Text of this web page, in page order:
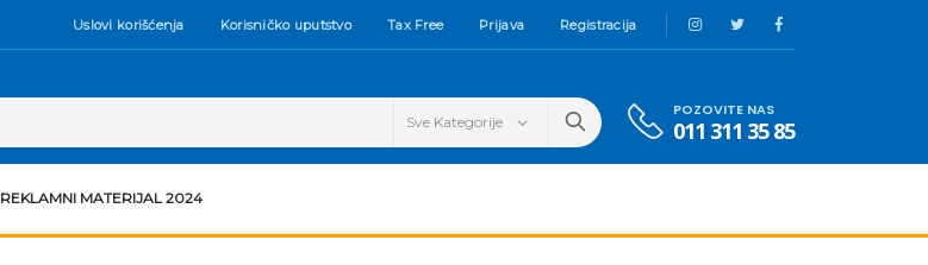
Uslovi korišćenja Korisničko uputstvo Tax Free Prijava Registracija
POZOVITE NAS
011 311 35 85
REKLAMNI MATERIJAL 2024